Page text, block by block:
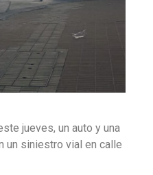
jueves, un auto y una
un siniestro vial en calle